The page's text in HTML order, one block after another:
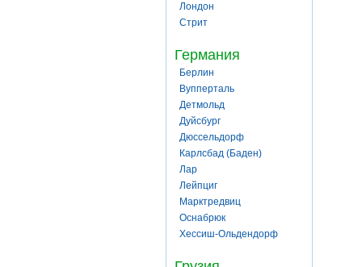
Лондон
Стрит
Германия
Берлин
Вупперталь
Детмольд
Дуйсбург
Дюссельдорф
Карлсбад (Баден)
Лар
Лейпциг
Марктредвиц
Оснабрюк
Хессиш-Ольдендорф